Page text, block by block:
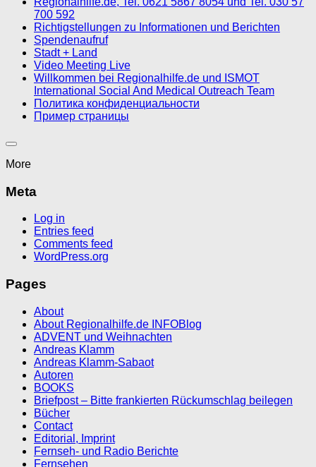
700 592
Richtigstellungen zu Informationen und Berichten
Spendenaufruf
Stadt + Land
Video Meeting Live
Willkommen bei Regionalhilfe.de und ISMOT
International Social And Medical Outreach Team
Политика конфиденциальности
Пример страницы
More
Meta
Log in
Entries feed
Comments feed
WordPress.org
Pages
About
About Regionalhilfe.de INFOBlog
ADVENT und Weihnachten
Andreas Klamm
Andreas Klamm-Sabaot
Autoren
BOOKS
Briefpost – Bitte frankierten Rückumschlag beilegen
Bücher
Contact
Editorial, Imprint
Fernseh- und Radio Berichte
Fernsehen